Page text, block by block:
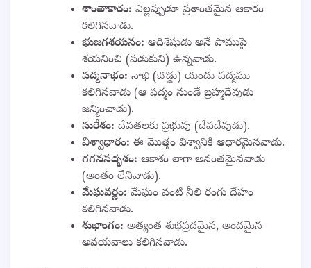
శాంతాకారం: ఎల్లప్పుడూ ప్రశాంతమైన ఆకారం
కలిగినవాడు.
భుజగశయనం: ఆదిశేషుడు అనే పాముపై
శయనించి (పడుకుని) ఉన్నవాడు.
పద్మనాభం: నాభి (బొడ్డు) యందు పద్మము
కలిగినవాడు (ఆ పద్మం నుండే బ్రహ్మదేవుడు
జన్మించాడు).
సురేశం: దేవతలకు ప్రభువు (దేవదేవుడు).
విశ్వాధారం: ఈ మొత్తం విశ్వానికి ఆధారమైనవాడు.
గగనసదృశం: ఆకాశం లాగా అనంతమైనవాడు
(అంతం లేనివాడు).
మేఘవర్ణం: మేఘం వంటి నీలి రంగు దేహం
కలిగినవాడు.
శుభాంగం: అత్యంత శుభప్రదమైన, అందమైన
అవయవాలు కలిగినవాడు.